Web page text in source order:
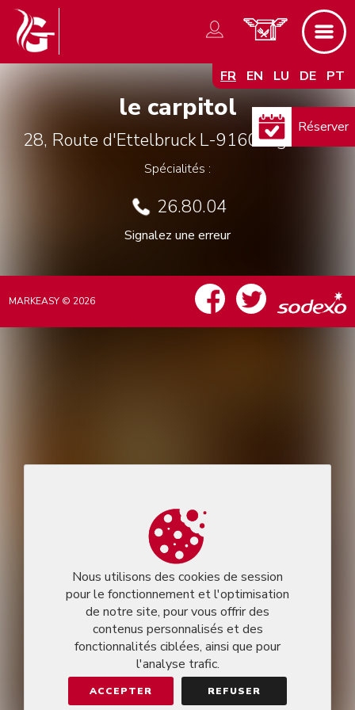
FR EN LU DE PT
le carpitol
28, Route d'EttelbruckL-9160 Ingeldorf
Spécialités :
26.80.04
Signalez une erreur
Réserver
Nous utilisons des cookies de session
pour le fonctionnement et l'optimisation
de notre site, pour vous offrir des
contenus personnalisés et des
fonctionnalités ciblées, ainsi que pour
l'analyse trafic.
ACCEPTER REFUSER
MARKEASY © 2026